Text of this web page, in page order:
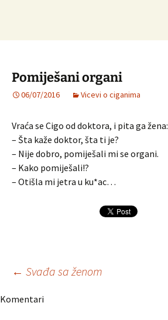
Pomiješani organi
06/07/2016 Vicevi o ciganima
Vraća se Cigo od doktora, i pita ga žena:
– Šta kaže doktor, šta ti je?
– Nije dobro, pomiješali mi se organi.
– Kako pomiješali!?
– Otišla mi jetra u ku*ac…
Navigacija
← Svađa sa ženom
Komentari